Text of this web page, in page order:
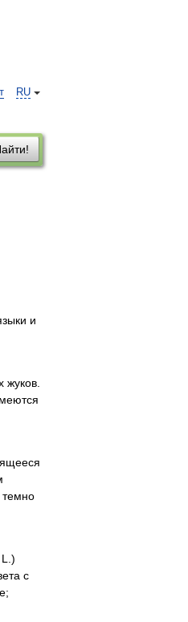
RU
и
жуков.
темно
с